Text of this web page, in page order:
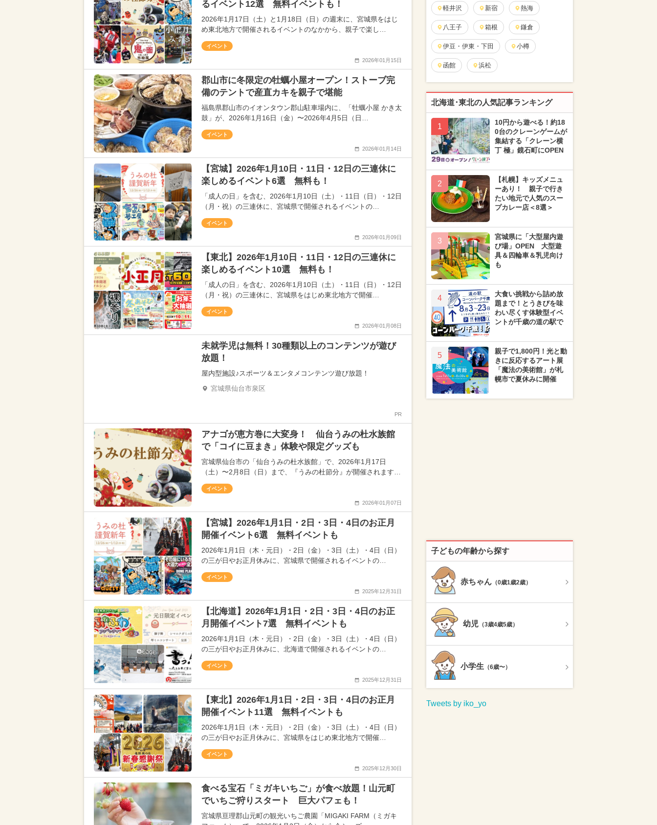
るイベント12選 無料イベントも！
2026年1月17日（土）と1月18日（日）の週末に、宮城県をはじ
め東北地方で開催されるイベントのなかから、親子で楽し…
イベント
2026年01月15日
郡山市に冬限定の牡蠣小屋オープン！ストーブ完
備のテントで産直カキを親子で堪能
福島県郡山市のイオンタウン郡山駐車場内に、「牡蠣小屋 かき太
鼓」が、2026年1月16日（金）〜2026年4月5日（日…
イベント
2026年01月14日
【宮城】2026年1月10日・11日・12日の三連休に
楽しめるイベント6選 無料も！
「成人の日」を含む、2026年1月10日（土）・11日（日）・12日
（月・祝）の三連休に、宮城県で開催されるイベントの…
イベント
2026年01月09日
【東北】2026年1月10日・11日・12日の三連休に
楽しめるイベント10選 無料も！
「成人の日」を含む、2026年1月10日（土）・11日（日）・12日
（月・祝）の三連休に、宮城県をはじめ東北地方で開催…
イベント
2026年01月08日
未就学児は無料！30種類以上のコンテンツが遊び
放題！
屋内型施設♪スポーツ＆エンタメコンテンツ遊び放題！
宮城県仙台市泉区
PR
アナゴが恵方巻に大変身！ 仙台うみの杜水族館
で「コイに豆まき」体験や限定グッズも
宮城県仙台市の「仙台うみの杜水族館」で、2026年1月17日
（土）〜2月8日（日）まで、『うみの杜節分』が開催されます…
イベント
2026年01月07日
【宮城】2026年1月1日・2日・3日・4日のお正月
開催イベント6選 無料イベントも
2026年1月1日（木・元日）・2日（金）・3日（土）・4日（日）
の三が日やお正月休みに、宮城県で開催されるイベントの…
イベント
2025年12月31日
【北海道】2026年1月1日・2日・3日・4日のお正
月開催イベント7選 無料イベントも
2026年1月1日（木・元日）・2日（金）・3日（土）・4日（日）
の三が日やお正月休みに、北海道で開催されるイベントの…
イベント
2025年12月31日
【東北】2026年1月1日・2日・3日・4日のお正月
開催イベント11選 無料イベントも
2026年1月1日（木・元日）・2日（金）・3日（土）・4日（日）
の三が日やお正月休みに、宮城県をはじめ東北地方で開催…
イベント
2025年12月30日
食べる宝石「ミガキいちご」が食べ放題！山元町
でいちご狩りスタート 巨大パフェも！
宮城県亘理郡山元町の観光いちご農園「MIGAKI FARM（ミガキ
軽井沢 新宿 熱海
八王子 箱根 鎌倉
伊豆・伊東・下田 小樽
函館 浜松
北海道･東北の人気記事ランキング
1
10円から遊べる！約18
0台のクレーンゲームが
集結する「クレーン横
丁 極」鏡石町にOPEN
2
【札幌】キッズメニュ
ーあり！ 親子で行き
たい地元で人気のスー
プカレー店＜8選＞
3
宮城県に「大型屋内遊
び場」OPEN 大型遊
具＆四輪車＆乳児向け
も
4
大食い挑戦から詰め放
題まで！とうきびを味
わい尽くす体験型イベ
ントが千歳の道の駅で
5
親子で1,800円！光と動
きに反応するアート展
「魔法の美術館」が札
幌市で夏休みに開催
子どもの年齢から探す
赤ちゃん （0歳1歳2歳）
幼児 （3歳4歳5歳）
小学生 （6歳〜）
Tweets by iko_yo